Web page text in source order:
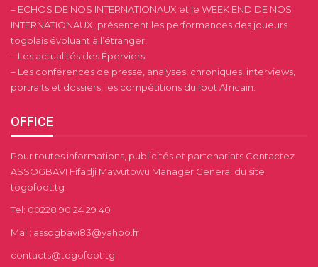
– ECHOS DE NOS INTERNATIONAUX et le WEEK END DE NOS
INTERNATIONAUX, présentent les performances des joueurs
togolais évoluant à l’étranger,
– Les actualités des Éperviers
– Les conférences de presse, analyses, chroniques, interviews,
portraits et dossiers, les compétitions du foot Africain.
OFFICE
Pour toutes informations, publicités et partenariats Contactez
ASSOGBAVI Fifadji Mawutowu Manager General du site
togofoot.tg
Tel: 00228 90 24 29 40
Mail: assogbavi83@yahoo.fr
contacts@togofoot.tg